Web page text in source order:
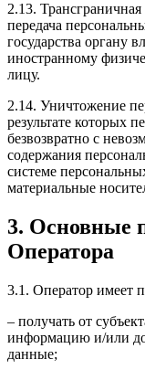
2.13.
передача
государства органу
иностранному
лицу.
2.14. Уничтожение
результате которых
безвозвратно с
содержания
системе
материальные
3. Основные
Оператора
3.1. Оператор имеет
– получать от
информацию и/или
данные;